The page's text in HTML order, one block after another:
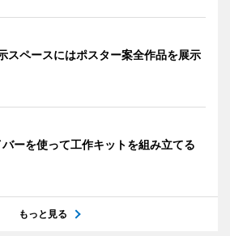
スペースにはポスター案全作品を展示
バーを使って工作キットを組み立てる
もっと見る